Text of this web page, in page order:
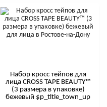
Набор кросс тейпов для
лица CROSS TAPE BEAUTY™
(3 размера в упаковке)
бежевый $р_title_town_up